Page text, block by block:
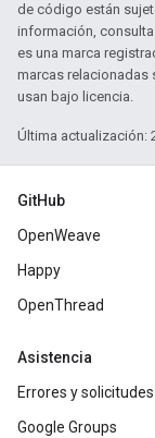
de código están
información,
es una marca
marcas relacionadas
usan bajo licencia.
Última actualización:
GitHub
OpenWeave
Happy
OpenThread
Asistencia
Errores y
Google Groups